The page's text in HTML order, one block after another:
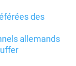
des
allemands